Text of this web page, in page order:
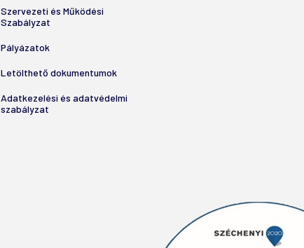
Szervezeti és Működési
Szabályzat
Pályázatok
Letölthető dokumentumok
Adatkezelési és adatvédelmi
szabályzat